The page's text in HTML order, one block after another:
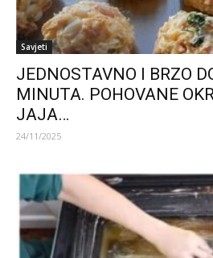
Savjeti
JEDNOSTAVNO I BRZO
MINUTA. POHOVANE
JAJA…
24/11/2025